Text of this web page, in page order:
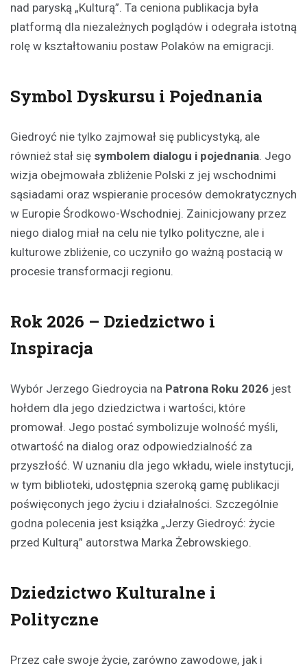
nad paryską „Kulturą”. Ta ceniona publikacja była
platformą dla niezależnych poglądów i odegrała istotną
rolę w kształtowaniu postaw Polaków na emigracji.
Symbol Dyskursu i Pojednania
Giedroyć nie tylko zajmował się publicystyką, ale
również stał się symbolem dialogu i pojednania. Jego
wizja obejmowała zbliżenie Polski z jej wschodnimi
sąsiadami oraz wspieranie procesów demokratycznych
w Europie Środkowo-Wschodniej. Zainicjowany przez
niego dialog miał na celu nie tylko polityczne, ale i
kulturowe zbliżenie, co uczyniło go ważną postacią w
procesie transformacji regionu.
Rok 2026 – Dziedzictwo i
Inspiracja
Wybór Jerzego Giedroycia na Patrona Roku 2026 jest
hołdem dla jego dziedzictwa i wartości, które
promował. Jego postać symbolizuje wolność myśli,
otwartość na dialog oraz odpowiedzialność za
przyszłość. W uznaniu dla jego wkładu, wiele instytucji,
w tym biblioteki, udostępnia szeroką gamę publikacji
poświęconych jego życiu i działalności. Szczególnie
godna polecenia jest książka „Jerzy Giedroyć: życie
przed Kulturą” autorstwa Marka Żebrowskiego.
Dziedzictwo Kulturalne i
Polityczne
Przez całe swoje życie, zarówno zawodowe, jak i